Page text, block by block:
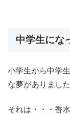
中学生にな
小学生から中学
な夢がありました
それは・・・香